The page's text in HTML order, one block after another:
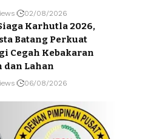
02/08/2026
Karhutla 2026,
Batang Perkuat
Cegah Kebakaran
dan Lahan
06/08/2026